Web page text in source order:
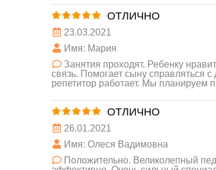
ОТЛИЧНО
23.03.2021
Имя: Мария
Занятия проходят. Ребенку
связь. Помогает сыну справляться
репетитор работает. Мы планируем
ОТЛИЧНО
26.01.2021
Имя: Олеся Вадимовна
Положительно. Великолепный